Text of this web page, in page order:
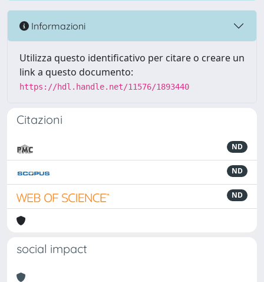
Informazioni
Utilizza questo identificativo per citare o creare un
link a questo documento:
https://hdl.handle.net/11576/1893440
Citazioni
ND
ND
ND
social impact